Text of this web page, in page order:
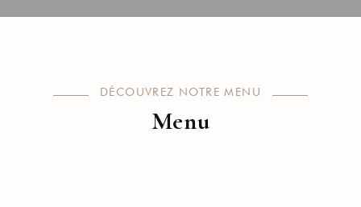
DÉCOUVREZ NOTRE MENU
Menu